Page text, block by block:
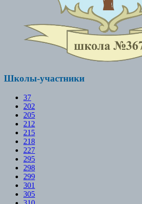
Школы-участники
37
202
205
212
215
218
227
295
298
299
301
305